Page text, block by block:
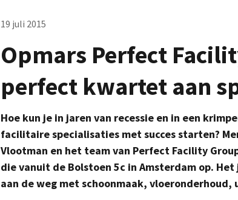
19 juli 2015
Opmars Perfect
perfect kwartet aan
Hoe kun je in jaren van recessie en in een
facilitaire specialisaties met succes starten?
Vlootman en het team van Perfect Facility
die vanuit de Bolstoen 5c in Amsterdam op.
aan de weg met schoonmaak, vloeronderhoud,